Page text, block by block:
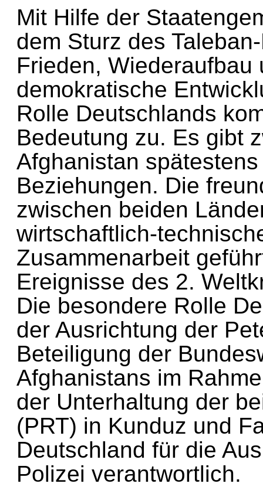
Mit Hilfe der
dem Sturz des
Frieden,
demokratische
Rolle Deutschlands
Bedeutung zu. Es
Afghanistan
Beziehungen. Die
zwischen beiden
wirtschaftlich-
Zusammenarbeit
Ereignisse des 2.
Die besondere Rolle
der Ausrichtung der
Beteiligung der
Afghanistans im
der Unterhaltung der
(PRT) in Kunduz und
Deutschland für die
Polizei verantwortlich.